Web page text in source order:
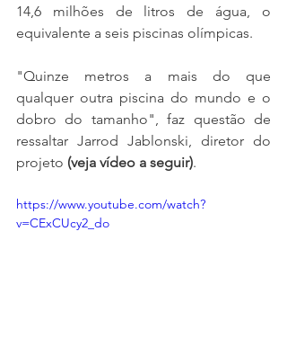
14,6 milhões de litros de água, o
equivalente a seis piscinas olímpicas.
"Quinze metros a mais do que
qualquer outra piscina do mundo e o
dobro do tamanho", faz questão de
ressaltar Jarrod Jablonski, diretor do
projeto (veja vídeo a seguir).
https://www.youtube.com/watch?
v=CExCUcy2_do